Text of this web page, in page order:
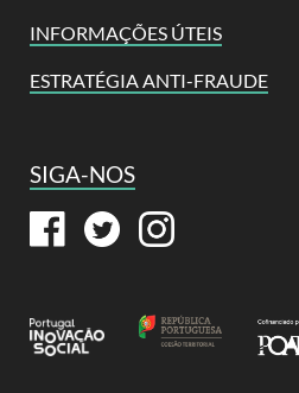
INFORMAÇÕES ÚTEIS
ESTRATÉGIA ANTI-FRAUDE
SIGA-NOS